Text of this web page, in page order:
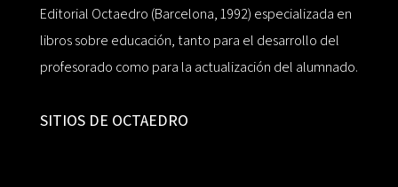
Editorial Octaedro (Barcelona, 1992) especializada en
libros sobre educación, tanto para el desarrollo del
profesorado como para la actualización del alumnado.
SITIOS DE OCTAEDRO